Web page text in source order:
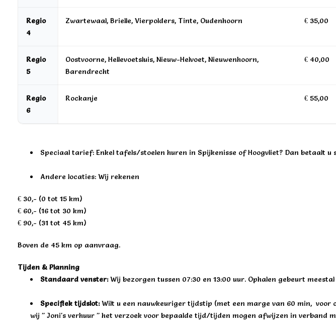
Regio
4
Zwartewaal, Brielle, Vierpolders, Tinte, Oudenhoorn € 35,00
Regio
5
Oostvoorne, Hellevoetsluis, Nieuw-Helvoet, Nieuwenhoorn,
Barendrecht
€ 40,00
Regio
6
Rockanje € 55,00
Speciaal tarief: Enkel tafels/stoelen huren in Spijkenisse of Hoogvliet? Dan betaalt u
Andere locaties: Wij rekenen
€ 30,- (0 tot 15 km)
€ 60,- (16 tot 30 km)
€ 90,- (31 tot 45 km)
Boven de 45 km op aanvraag.
Tijden & Planning
Standaard venster:Wij bezorgen tussen 07:30 en 13:00 uur. Ophalen gebeurt
Specifiek tijdslot:Wilt u een nauwkeuriger tijdstip (met een marge van 60 min, voor
wij " Joni's verhuur " het verzoek voor bepaalde tijd/tijden mogen afwijzen in